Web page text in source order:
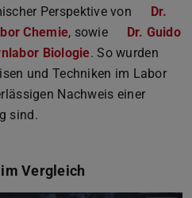
Perspektive von
Dr.
Chemie, sowie
Dr. Guido
Biologie. So wurden
und Techniken im Labor
Nachweis einer
sind.
Vergleich